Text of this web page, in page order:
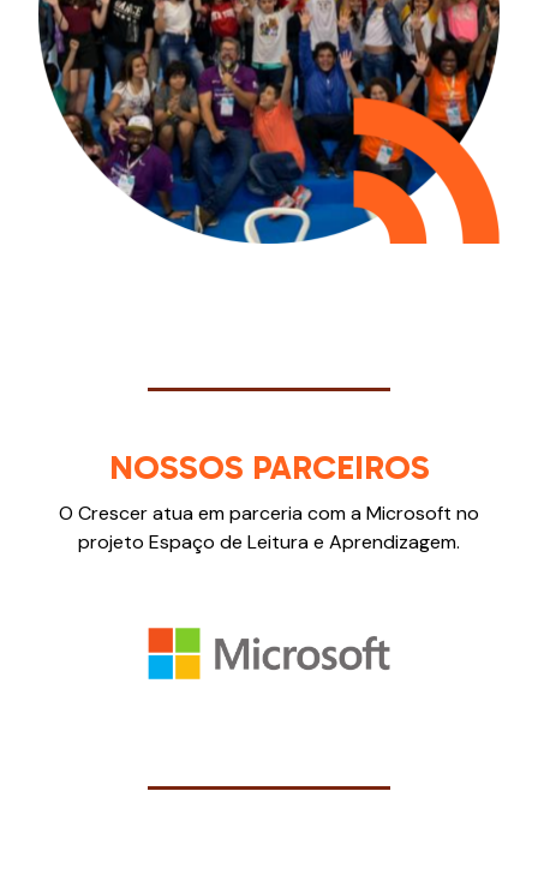
NOSSOS PARCEIROS
O Crescer atua em parceria com a Microsoft no
projeto Espaço de Leitura e Aprendizagem​.